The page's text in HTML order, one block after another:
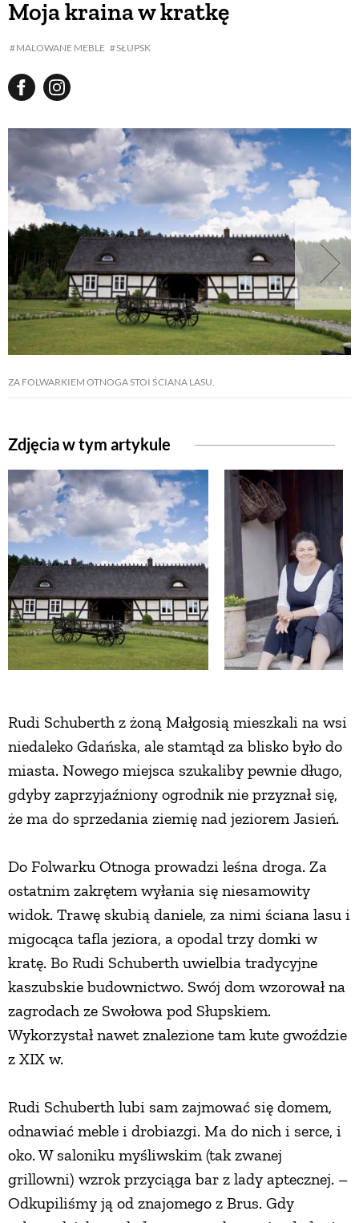
Moja kraina w kratkę
MALOWANE MEBLE SŁUPSK
ZA FOLWARKIEM OTNOGA STOI ŚCIANA LASU.
Zdjęcia w tym artykule
Rudi Schuberth z żoną Małgosią mieszkali na wsi
niedaleko Gdańska, ale stamtąd za blisko było do
miasta. Nowego miejsca szukaliby pewnie długo,
gdyby zaprzyjaźniony ogrodnik nie przyznał się,
że ma do sprzedania ziemię nad jeziorem Jasień.
Do Folwarku Otnoga prowadzi leśna droga. Za
ostatnim zakrętem wyłania się niesamowity
widok. Trawę skubią daniele, za nimi ściana lasu i
migocąca tafla jeziora, a opodal trzy domki w
kratę. Bo Rudi Schuberth uwielbia tradycyjne
kaszubskie budownictwo. Swój dom wzorował na
zagrodach ze Swołowa pod Słupskiem.
Wykorzystał nawet znalezione tam kute gwoździe
z XIX w.
Rudi Schuberth lubi sam zajmować się domem,
odnawiać meble i drobiazgi. Ma do nich i serce, i
oko. W saloniku myśliwskim (tak zwanej
grillowni) wzrok przyciąga bar z lady aptecznej. –
Odkupiliśmy ją od znajomego z Brus. Gdy
BUDUJEMY DOM
WARZYWA I OWOCE
ROŚLINY OGRODOWE
PORADY
ZIELEŃ W DOMU
PROJEKTOWANIE OGRODU
URODA
NATURALNA APTECZKA
DLA DOMU
EKO ŻYCIE
PRZYRODA
ZWIERZĘTA W NATURZE
GRZYBY
KRAJOBRAZ
RĘKODZIEŁO
RZEMIOSŁO
ZWYCZAJE
PRZEPISY
ŚNIADANIA
PRZYSTAWKI